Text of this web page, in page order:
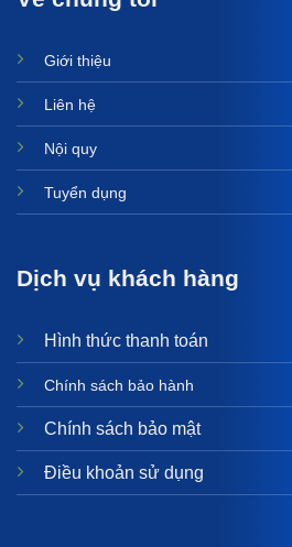
Giới thiệu
Liên hệ
Nội quy
Tuyển dụng
Dịch vụ khách hàng
Hình thức thanh toán
Chính sách bảo hành
Chính sách bảo mật
Điều khoản sử dụng